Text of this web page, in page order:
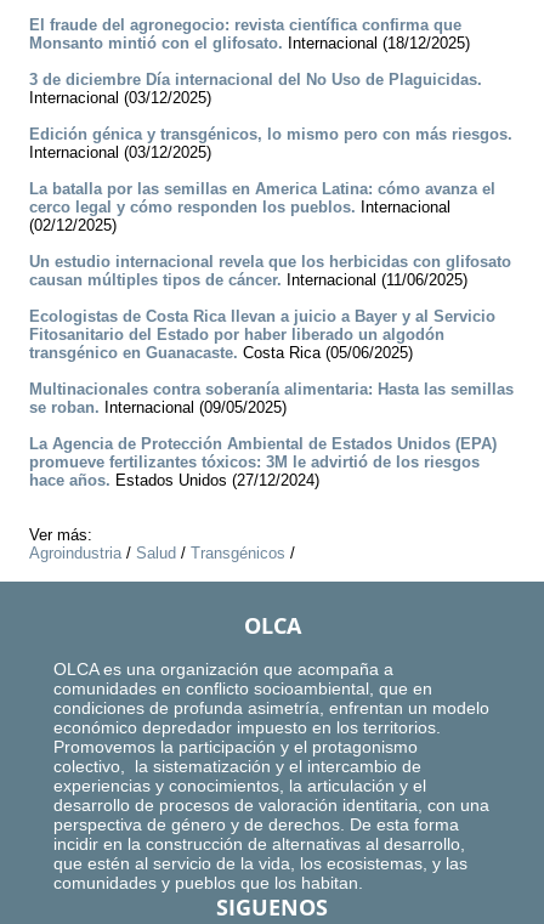
El fraude del agronegocio: revista científica confirma que
Monsanto mintió con el glifosato. Internacional (18/12/2025)
3 de diciembre Día internacional del No Uso de Plaguicidas.
Internacional (03/12/2025)
Edición génica y transgénicos, lo mismo pero con más riesgos.
Internacional (03/12/2025)
La batalla por las semillas en America Latina: cómo avanza el
cerco legal y cómo responden los pueblos. Internacional
(02/12/2025)
Un estudio internacional revela que los herbicidas con glifosato
causan múltiples tipos de cáncer. Internacional (11/06/2025)
Ecologistas de Costa Rica llevan a juicio a Bayer y al Servicio
Fitosanitario del Estado por haber liberado un algodón
transgénico en Guanacaste. Costa Rica (05/06/2025)
Multinacionales contra soberanía alimentaria: Hasta las semillas
se roban. Internacional (09/05/2025)
La Agencia de Protección Ambiental de Estados Unidos (EPA)
promueve fertilizantes tóxicos: 3M le advirtió de los riesgos
hace años. Estados Unidos (27/12/2024)
Ver más:
Agroindustria/ Salud / Transgénicos /
OLCA
OLCA es una organización que acompaña a
comunidades en conflicto socioambiental, que en
condiciones de profunda asimetría, enfrentan un modelo
económico depredador impuesto en los territorios.
Promovemos la participación y el protagonismo
colectivo, la sistematización y el intercambio de
experiencias y conocimientos, la articulación y el
desarrollo de procesos de valoración identitaria, con una
perspectiva de género y de derechos. De esta forma
incidir en la construcción de alternativas al desarrollo,
que estén al servicio de la vida, los ecosistemas, y las
comunidades y pueblos que los habitan.
SIGUENOS